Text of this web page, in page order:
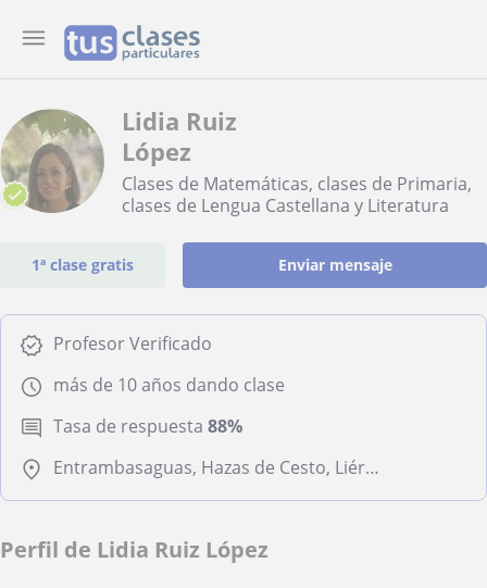
Lidia Ruiz
López
Clases de Matemáticas, clases de Primaria,
clases de Lengua Castellana y Literatura
1ª clase gratis Enviar mensaje
Profesor Verificado
más de 10 años dando clase
Tasa de respuesta 88%
Entrambasaguas, Hazas de Cesto, Liérganes, Marina de Cudeyo, Medio Cudeyo
Perfil de Lidia Ruiz López